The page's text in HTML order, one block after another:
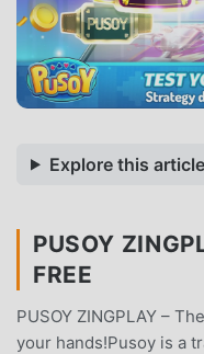
Explore this article
PUSOY
FREE
PUSOY ZINGPLAY –
your hands!Pusoy is a